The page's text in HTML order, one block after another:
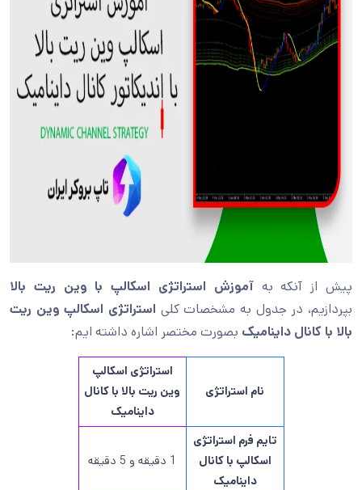
پیش از آنکه بهآموزش استراتژی اسکالپ با وین ریت بالا
بپردازیم، در جدول به مشخصات کلی استراتژی اسکالپ وین ریت
بالا با کانال داینامیک بصورت مختصر اشاره داشته ایم:
نام استراتژی
استراتژی اسکالپ
وین ریت بالا با کانال
داینامیک
تایم فرم استراتژی
اسکالپ با کانال
داینامیک
1 دقیقه و 5 دقیقه